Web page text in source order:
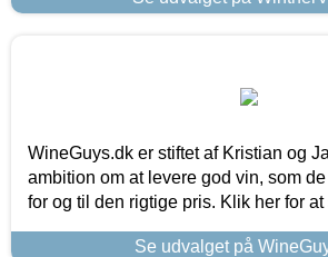
WineGuys.dk er stiftet af Kristian og
ambition om at levere god vin, som
for og til den rigtige pris. Klik her for
Se udvalget på